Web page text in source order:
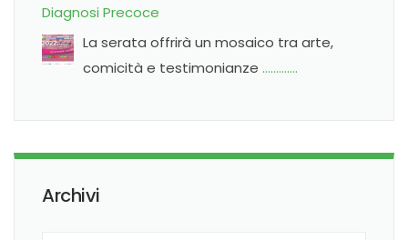
Diagnosi Precoce
La serata offrirà un mosaico tra arte,
comicità e testimonianze ………….
Archivi